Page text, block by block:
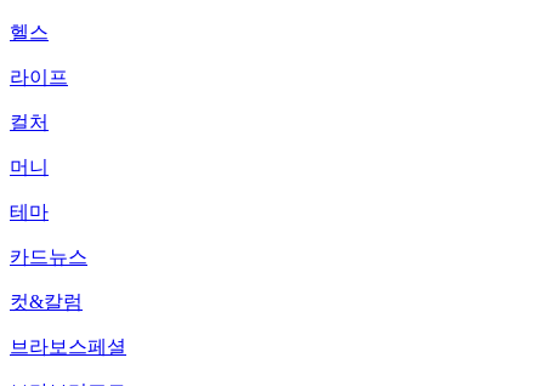
헬스
라이프
컬처
머니
테마
카드뉴스
컷&칼럼
브라보스페셜